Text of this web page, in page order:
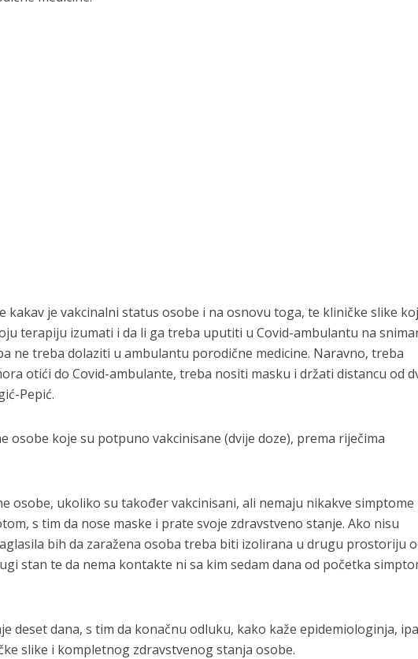
kakav je vakcinalni status osobe i na osnovu toga, te kliničke slike
terapiju izumati i da li ga treba uputiti u Covid-ambulantu na
ne treba dolaziti u ambulantu porodične medicine. Naravno, treba
otići do Covid-ambulante, treba nositi masku i držati distancu od
Pepić.
osobe koje su potpuno vakcinisane (dvije doze), prema riječima
osobe, ukoliko su također vakcinisani, ali nemaju nikakve simptome
s tim da nose maske i prate svoje zdravstveno stanje. Ako nisu
bih da zaražena osoba treba biti izolirana u drugu prostoriju
stan te da nema kontakte ni sa kim sedam dana od početka
deset dana, s tim da konačnu odluku, kako kaže epidemiologinja,
slike i kompletnog zdravstvenog stanja osobe.